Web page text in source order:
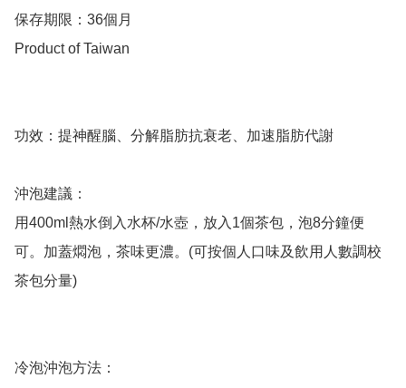
保存期限：36個月
Product of Taiwan
功效：提神醒腦、分解脂肪抗衰老、加速脂肪代謝
沖泡建議：
用400ml熱水倒入水杯/水壺，放入1個茶包，泡8分鐘便
可。加蓋燜泡，茶味更濃。(可按個人口味及飲用人數調校
茶包分量)
冷泡沖泡方法：